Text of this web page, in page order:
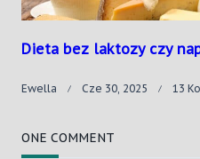
Dieta bez laktozy czy
Ewella Cze 30, 2025 13
ONE COMMENT